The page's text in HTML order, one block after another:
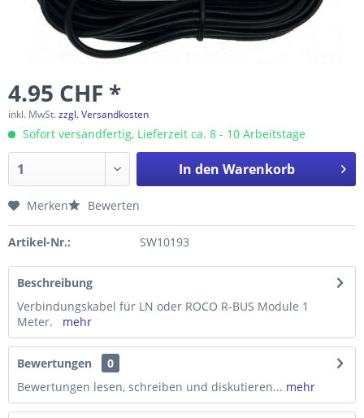
4.95 CHF *
inkl. MwSt.zzgl. Versandkosten
Sofort versandfertig, Lieferzeit ca. 8 - 10 Arbeitstage
In den Warenkorb
Merken Bewerten
Artikel-Nr.: SW10193
Beschreibung
Verbindungskabel für LN oder ROCO R-BUS Module 1
Meter. mehr
Bewertungen
0
Bewertungen lesen, schreiben und diskutieren... mehr